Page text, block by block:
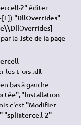
2"éditer
"DllOverrides",
la liste de la page
les trois .dll
bas à gauche
, "Installation
c'est "Modifier
"splintercell-2"